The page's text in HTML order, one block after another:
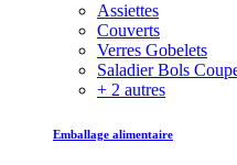
Assiettes
Couverts
Verres Gobelets
Saladier Bols
+ 2 autres
Emballage alimentaire